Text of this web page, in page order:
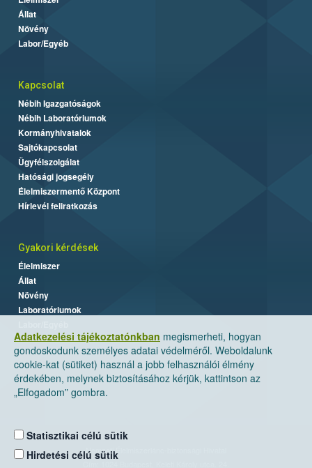
Adatkezelési tájékoztatónkban megismerheti, hogyan
gondoskodunk személyes adatai védelméről. Weboldalunk
cookie-kat (sütiket) használ a jobb felhasználói élmény
érdekében, melynek biztosításához kérjük, kattintson az
„Elfogadom” gombra.
Statisztikai célú sütik
Hirdetési célú sütik
Állat
Növény
Labor/Egyéb
Kapcsolat
Nébih Igazgatóságok
Nébih Laboratóriumok
Kormányhivatalok
Sajtókapcsolat
Ügyfélszolgálat
Hatósági jogsegély
Élelmiszermentő Központ
Hírlevél feliratkozás
Gyakori kérdések
Élelmiszer
Állat
Növény
Laboratóriumok
Nemzeti Élelmiszerlánc-biztonsági Hivatal